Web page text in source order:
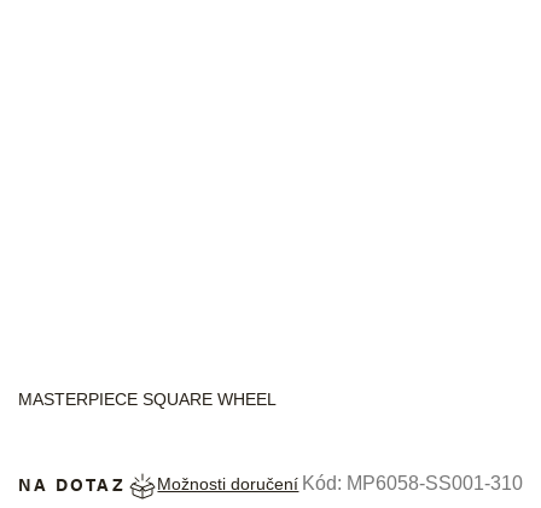
MASTERPIECE SQUARE WHEEL
NA DOTAZ Možnosti doručení Kód: MP6058-SS001-310